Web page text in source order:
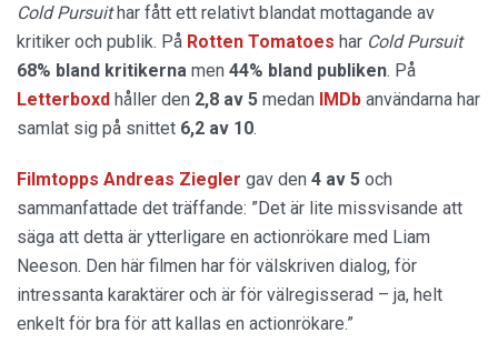
Cold Pursuithar fått ett relativt blandat mottagande av
kritiker och publik. På Rotten Tomatoes har Cold Pursuit
68% bland kritikerna men 44% bland publiken. På
Letterboxd håller den 2,8 av 5 medan IMDb användarna har
samlat sig på snittet 6,2 av 10.
Filmtopps Andreas Ziegler gav den 4 av 5 och
sammanfattade det träffande: ”Det är lite missvisande att
säga att detta är ytterligare en actionrökare med Liam
Neeson. Den här filmen har för välskriven dialog, för
intressanta karaktärer och är för välregisserad – ja, helt
enkelt för bra för att kallas en actionrökare.”